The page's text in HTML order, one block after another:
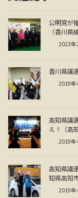
公明党が
（香川県
2023年
香川県議
2019年
高知県議
え！（高
2019年
高知県議
知県高知市
2019年